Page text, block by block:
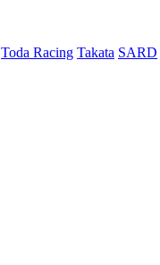
Toda Racing Takata SARD